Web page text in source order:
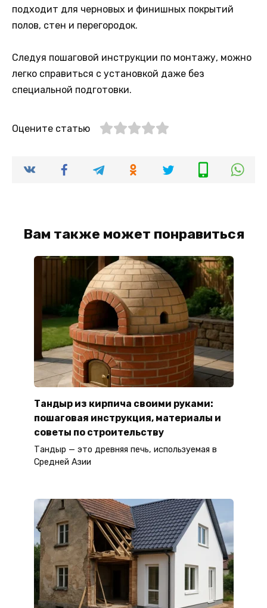
подходит для черновых и финишных покрытий
полов, стен и перегородок.
Следуя пошаговой инструкции по монтажу, можно
легко справиться с установкой даже без
специальной подготовки.
Оцените статью
Вам также может понравиться
Тандыр из кирпича своими руками:
пошаговая инструкция, материалы и
советы по строительству
Тандыр — это древняя печь, используемая в
Средней Азии